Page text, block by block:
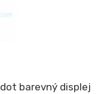
barevný displej